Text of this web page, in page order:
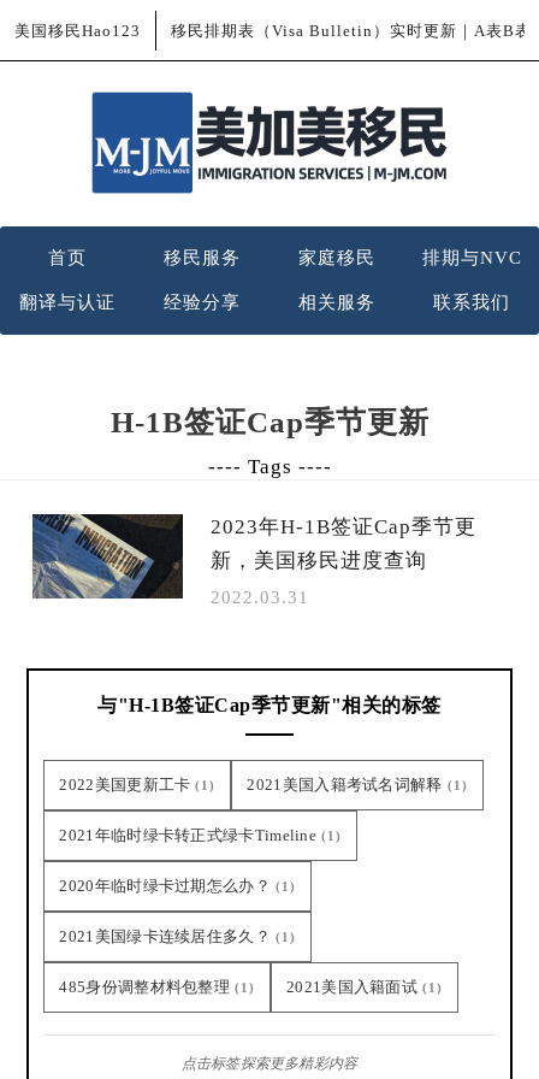
美国移民Hao123 移民排期表（Visa Bulletin）实时更新｜A表B表
首页 移民服务 家庭移民 排期与NVC
翻译与认证 经验分享 相关服务 联系我们
H-1B签证Cap季节更新
---- Tags ----
2023年H-1B签证Cap季节更
新，美国移民进度查询
2022.03.31
与"H-1B签证Cap季节更新"相关的标签
2022美国更新工卡 (1) 2021美国入籍考试名词解释 (1)
2021年临时绿卡转正式绿卡Timeline (1)
2020年临时绿卡过期怎么办？ (1)
2021美国绿卡连续居住多久？ (1)
485身份调整材料包整理 (1) 2021美国入籍面试 (1)
点击标签探索更多精彩内容